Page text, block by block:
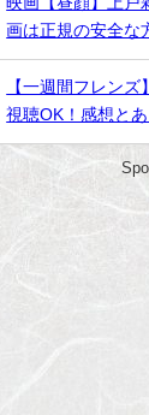
画は正規の安全な
【一週間フレン
視聴OK！感想とあ